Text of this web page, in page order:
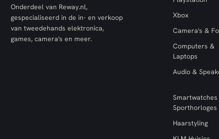
Onderdeel van Reway.nl,
gespecialiseerd in de in- en verkoop
van tweedehands elektronica,
games, camera's en meer.
Xbox
Camera's &
Computers &
Laptops
Audio &
Smartwatches
Sporthorloges
Haarstyling